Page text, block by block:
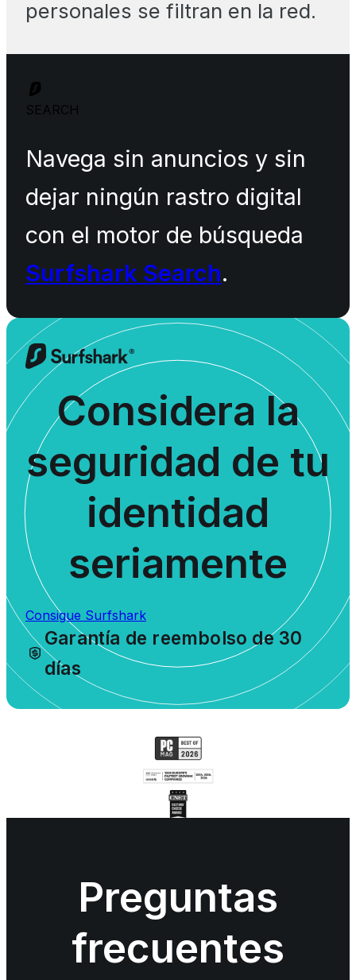
personales se filtran en la red.
SEARCH
Navega sin anuncios y sin
dejar ningún rastro digital
con el motor de búsqueda
Surfshark Search.
Considera la
seguridad de tu
identidad
seriamente
Consigue Surfshark
Garantía de reembolso de 30
días
Preguntas
frecuentes